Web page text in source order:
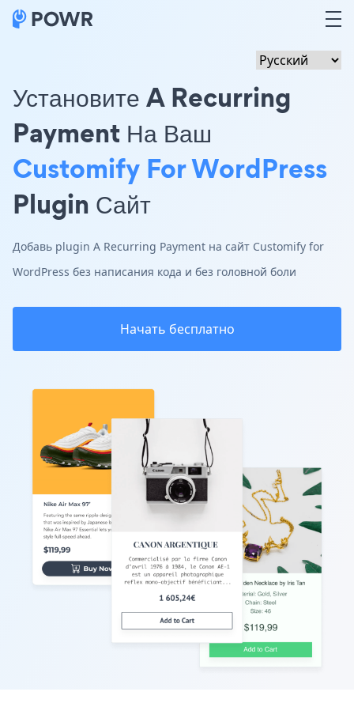
Установите A Recurring
Payment На Ваш
Customify For WordPress
Plugin Сайт
Добавь plugin A Recurring Payment на сайт Customify for
WordPress без написания кода и без головной боли
Начать бесплатно